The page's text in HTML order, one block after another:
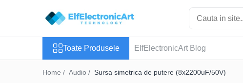
Toate Produsele ElfElectronicArt Blog
Home / Audio / Sursa simetrica de putere (8x2200uF/50V)